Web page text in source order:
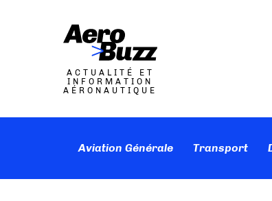
ACTUALITÉ ET
INFORMATION
AÉRONAUTIQUE
Aviation Générale Transport